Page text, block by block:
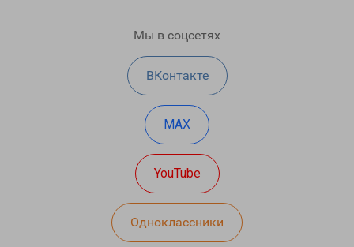
Мы в соцсетях
ВКонтакте
MAX
YouTube
Одноклассники